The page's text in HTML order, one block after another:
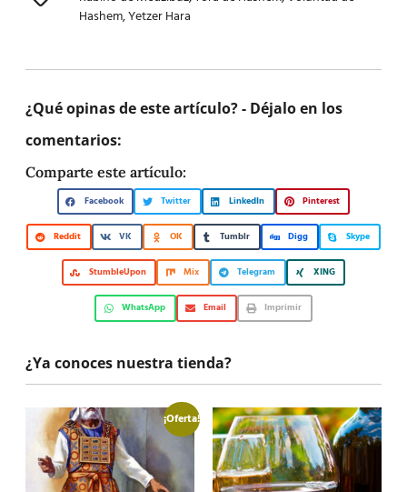
Hashem,Yetzer Hara
¿Qué opinas de este artículo? - Déjalo en los
comentarios:
Comparte este artículo:
Facebook Twitter LinkedIn Pinterest
Reddit VK OK Tumblr Digg Skype
StumbleUpon Mix Telegram XING
WhatsApp Email Imprimir
¿Ya conoces nuestra tienda?
¡Oferta!